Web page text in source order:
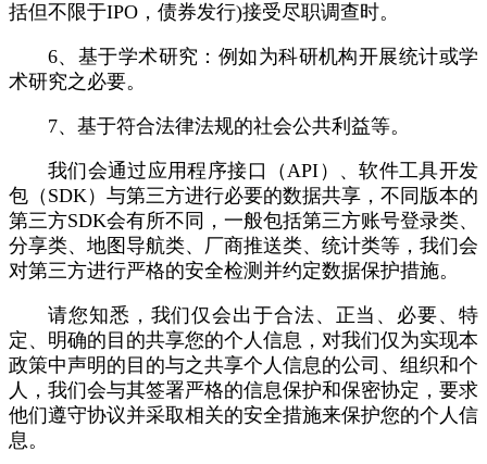
括但不限于IPO，债券发行)接受尽职调查时。
6、基于学术研究：例如为科研机构开展统计或学
术研究之必要。
7、基于符合法律法规的社会公共利益等。
我们会通过应用程序接口（API）、软件工具开发
包（SDK）与第三方进行必要的数据共享，不同版本的
第三方SDK会有所不同，一般包括第三方账号登录类、
分享类、地图导航类、厂商推送类、统计类等，我们会
对第三方进行严格的安全检测并约定数据保护措施。
请您知悉，我们仅会出于合法、正当、必要、特
定、明确的目的共享您的个人信息，对我们仅为实现本
政策中声明的目的与之共享个人信息的公司、组织和个
人，我们会与其签署严格的信息保护和保密协定，要求
他们遵守协议并采取相关的安全措施来保护您的个人信
息。